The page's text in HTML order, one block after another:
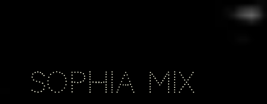
Sophia Mix